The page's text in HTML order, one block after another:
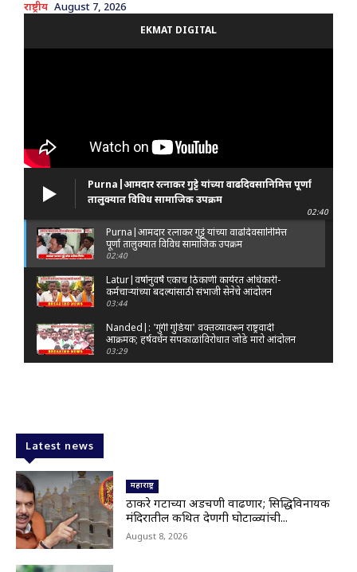
राष्ट्रीय August 7, 2026
EKMAT DIGITAL
Purna|आमदार रत्नाकर गुट्टे यांच्या वाढदिवसानिमित्त पूर्णा
तालुक्यात विविध सामाजिक उपक्रम
02:40
Purna|आमदार रत्नाकर गुट्टे यांच्या वाढदिवसानिमित्त
पूर्णा तालुक्यात विविध सामाजिक उपक्रम
02:40
Latur|वर्षानुवर्षे एकाच ठिकाणी कार्यरत अधिकारी-
कर्मचाऱ्यांच्या बदल्यांसाठी संभाजी सेनेचे आंदोलन
03:44
Nanded|: 'गुंगी गुडिया' वक्तव्यावरून राष्ट्रवादी
आक्रमक; हर्षवर्धन सपकाळांविरोधात जोडे मारो आंदोलन
03:29
Latur|नांदेड–बिदर महामार्गावरील सिमेंट रस्त्याला मोठ्या
भेगा; अपघाताचा धोका
00:59
Latur|शिवराज पाटील चाकूरकर यांच्या भव्य स्मारकाची
तयारी; चार दिवसांत मोठा निर्णय!
03:22
Nanded|धर्मेंद्र प्रधानांच्या राजीनाम्यावर राकेश टिकैतांचे
Latest news
महाराष्ट्र
ठाकरे गटाच्या अडचणी वाढणार; सिद्धिविनायक
मंदिरातील कथित देणगी घोटाळ्यांची...
August 8, 2026